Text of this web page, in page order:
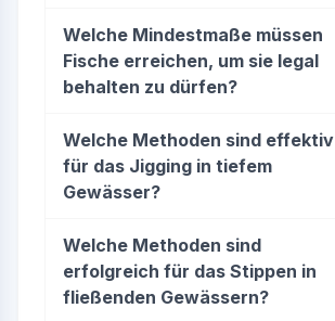
Welche Mindestmaße müssen
Fische erreichen, um sie legal
behalten zu dürfen?
Welche Methoden sind effektiv
für das Jigging in tiefem
Gewässer?
Welche Methoden sind
erfolgreich für das Stippen in
fließenden Gewässern?